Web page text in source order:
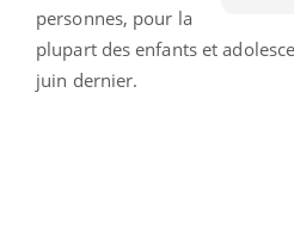
personnes, pour la
plupart des enfants et
juin dernier.